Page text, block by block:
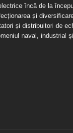
încă de la
și
și distribuitori de
naval, industrial